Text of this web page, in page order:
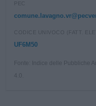
PEC
CODICE UNIVOCO (FATT.
UF6M50
Fonte: Indice delle Pubbliche